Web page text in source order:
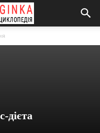
дієта